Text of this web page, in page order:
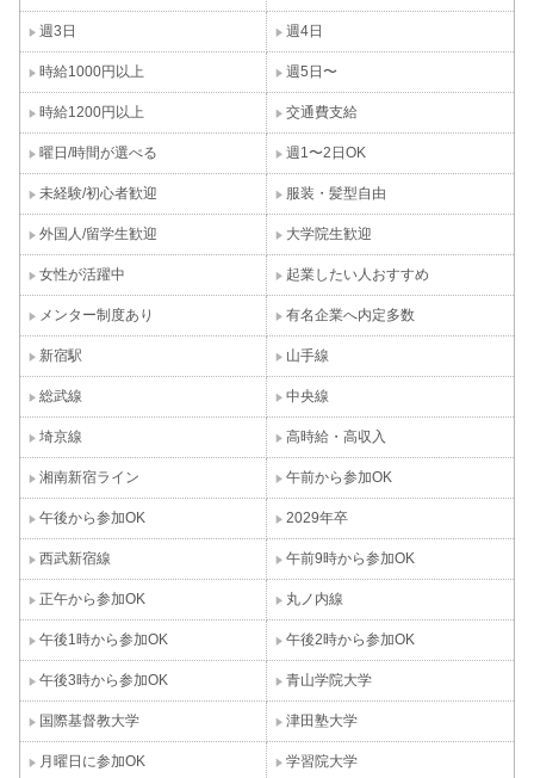
週3日 週4日
時給1000円以上 週5日〜
時給1200円以上 交通費支給
曜日/時間が選べる 週1〜2日OK
未経験/初心者歓迎 服装・髪型自由
外国人/留学生歓迎 大学院生歓迎
女性が活躍中 起業したい人おすすめ
メンター制度あり 有名企業へ内定多数
新宿駅 山手線
総武線 中央線
埼京線 高時給・高収入
湘南新宿ライン 午前から参加OK
午後から参加OK 2029年卒
西武新宿線 午前9時から参加OK
正午から参加OK 丸ノ内線
午後1時から参加OK 午後2時から参加OK
午後3時から参加OK 青山学院大学
国際基督教大学 津田塾大学
月曜日に参加OK 学習院大学